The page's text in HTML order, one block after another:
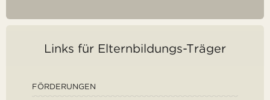
Links für Elternbildungs-Träger
FÖRDERUNGEN